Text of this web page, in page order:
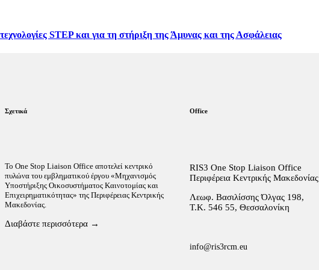
STEP και για τη στήριξη της Άμυνας και της Ασφάλειας
Σχετικά
Το One Stop Liaison Office αποτελεί κεντρικό
πυλώνα του εμβληματικού έργου «Μηχανισμός
Υποστήριξης Οικοσυστήματος Καινοτομίας και
Επιχειρηματικότητας» της Περιφέρειας Κεντρικής
Μακεδονίας.
Διαβάστε περισσότερα →
Office
RIS3 One Stop Liaison Office
Περιφέρεια Κεντρικής Μακεδονίας
Λεωφ. Βασιλίσσης Όλγας 198,
Τ.Κ. 546 55, Θεσσαλονίκη
info@ris3rcm.eu